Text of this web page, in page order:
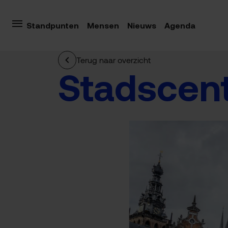
Standpunten Mensen Nieuws Agenda
Terug naar overzicht